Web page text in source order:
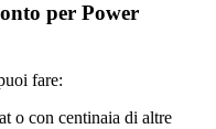
per Power
fare:
o con centinaia di altre